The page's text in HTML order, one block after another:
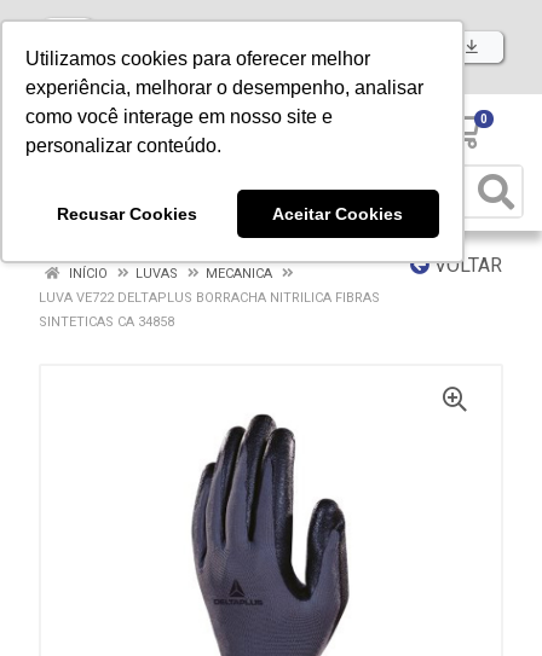
Utilizamos cookies para oferecer melhor
experiência, melhorar o desempenho, analisar
como você interage em nosso site e
personalizar conteúdo.
Recusar Cookies Aceitar Cookies
Baixe já nosso APP
0
VOLTAR
INÍCIO LUVAS
MECANICA
LUVA VE722 DELTAPLUS BORRACHA NITRILICA FIBRAS
SINTETICAS CA 34858